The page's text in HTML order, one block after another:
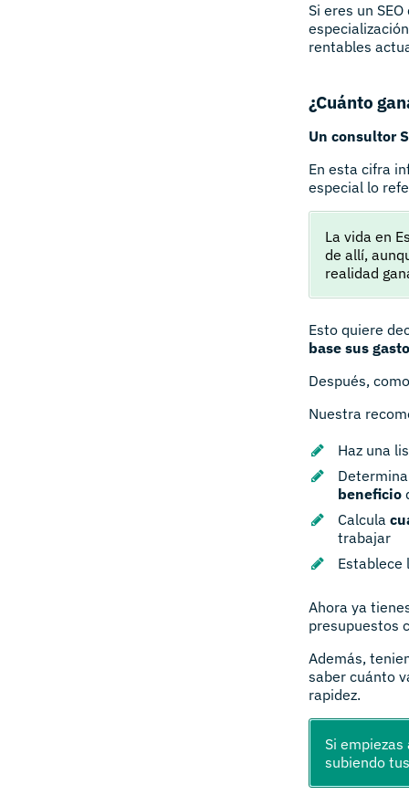
Si eres un
rentables
¿Cuánto
Un consultor
En esta cifra
especial lo
La vida en
de allí,
realidad
Esto quiere
base sus
Después,
Nuestra
Haz una
beneficio
Calcula
trabajar
Establece
Ahora ya
presupuestos
Además,
saber cuánto
rapidez.
Si
subiendo